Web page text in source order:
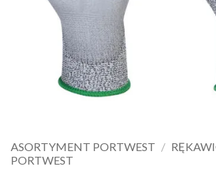
ASORTYMENT PORTWEST /
PORTWEST